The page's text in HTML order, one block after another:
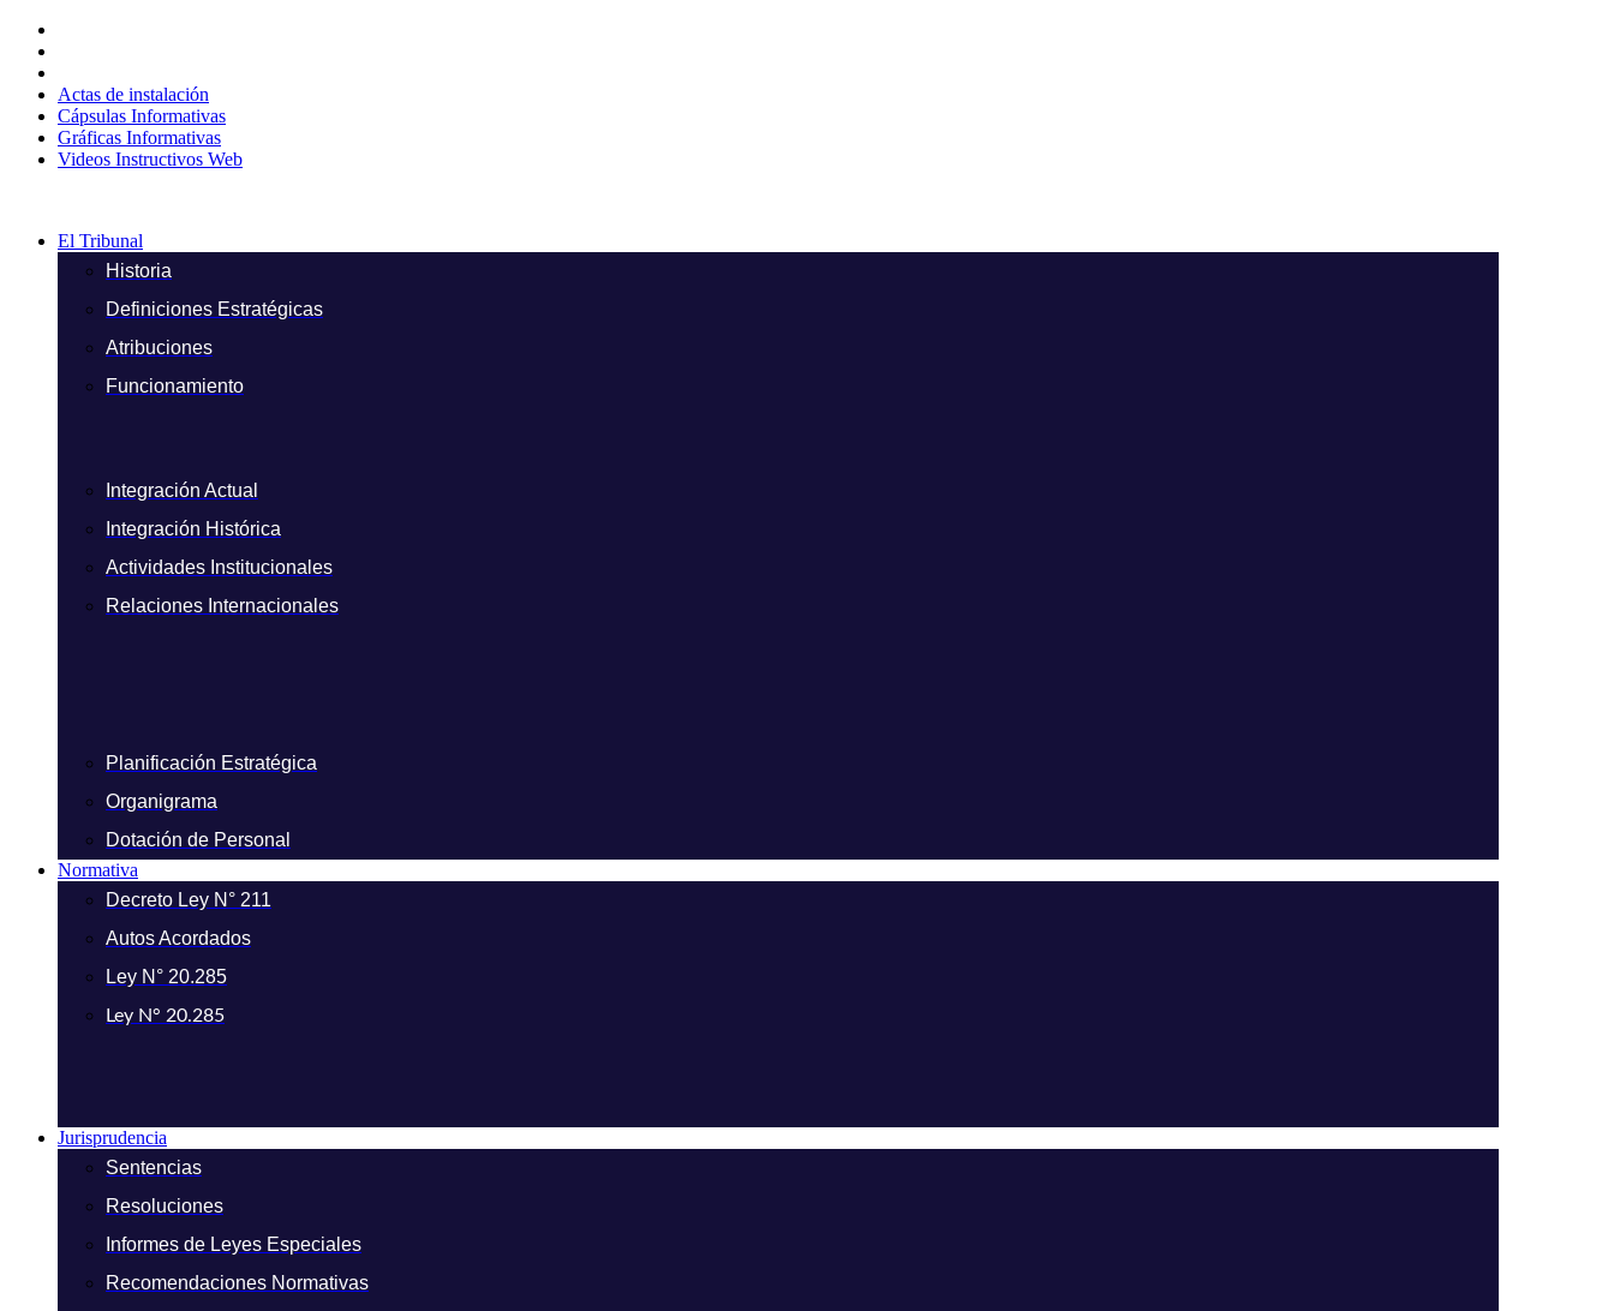
contenido
Actas de instalación
Cápsulas Informativas
Gráficas Informativas
Videos Instructivos Web
El Tribunal
Historia
Definiciones Estratégicas
Atribuciones
Funcionamiento
Integración Actual
Integración Histórica
Actividades Institucionales
Relaciones Internacionales
Planificación Estratégica
Organigrama
Dotación de Personal
Normativa
Decreto Ley N° 211
Autos Acordados
Ley N° 20.285
Ley N° 20.285
Jurisprudencia
Sentencias
Resoluciones
Informes de Leyes Especiales
Recomendaciones Normativas